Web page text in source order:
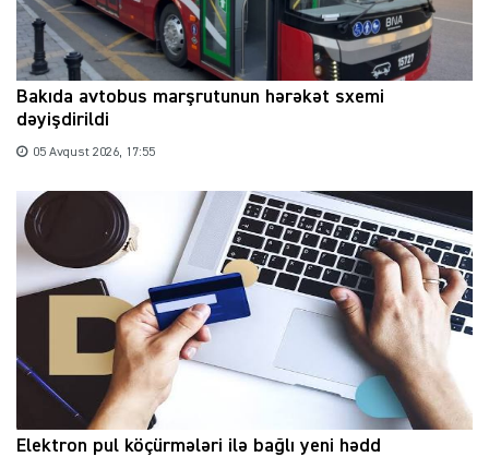
Bakıda avtobus marşrutunun hərəkət sxemi
dəyişdirildi
05 Avqust 2026, 17:55
Elektron pul köçürmələri ilə bağlı yeni hədd